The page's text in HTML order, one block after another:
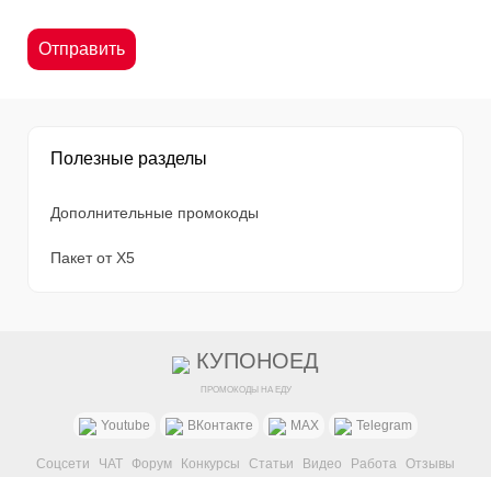
Полезные разделы
Дополнительные промокоды
Пакет от X5
КУПОНОЕД
ПРОМОКОДЫ НА ЕДУ
Youtube ВКонтакте MAX Telegram
Соцсети ЧАТ Форум Конкурсы Статьи Видео Работа Отзывы